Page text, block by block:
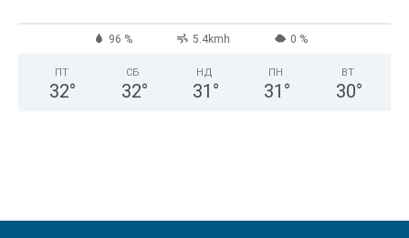
96 % 5.4kmh 0 %
ПТ
32°
СБ
32°
НД
31 °
ПН
31 °
ВТ
30°